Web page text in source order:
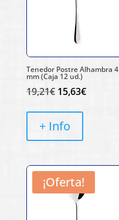
Tenedor Postre Alhambra 4
mm (Caja 12 ud.)
19,21€ El
original
era:
15,63€El
+ Info
¡Oferta!